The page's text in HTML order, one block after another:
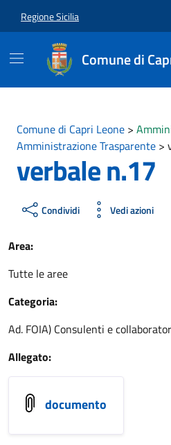
Regione Sicilia
Comune di
Comune di Capri Leone >
Amministrazione Trasparente >
verbale n.17
Condividi Vedi azioni
Area:
Tutte le aree
Categoria:
Ad. FOIA) Consulenti e
Allegato:
documento